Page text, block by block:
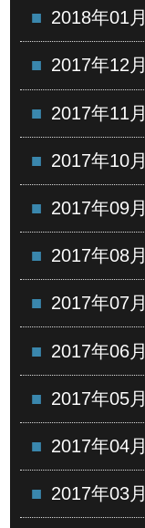
2018年01月
2017年12月
2017年11月
2017年10月
2017年09月
2017年08月
2017年07月
2017年06月
2017年05月
2017年04月
2017年03月